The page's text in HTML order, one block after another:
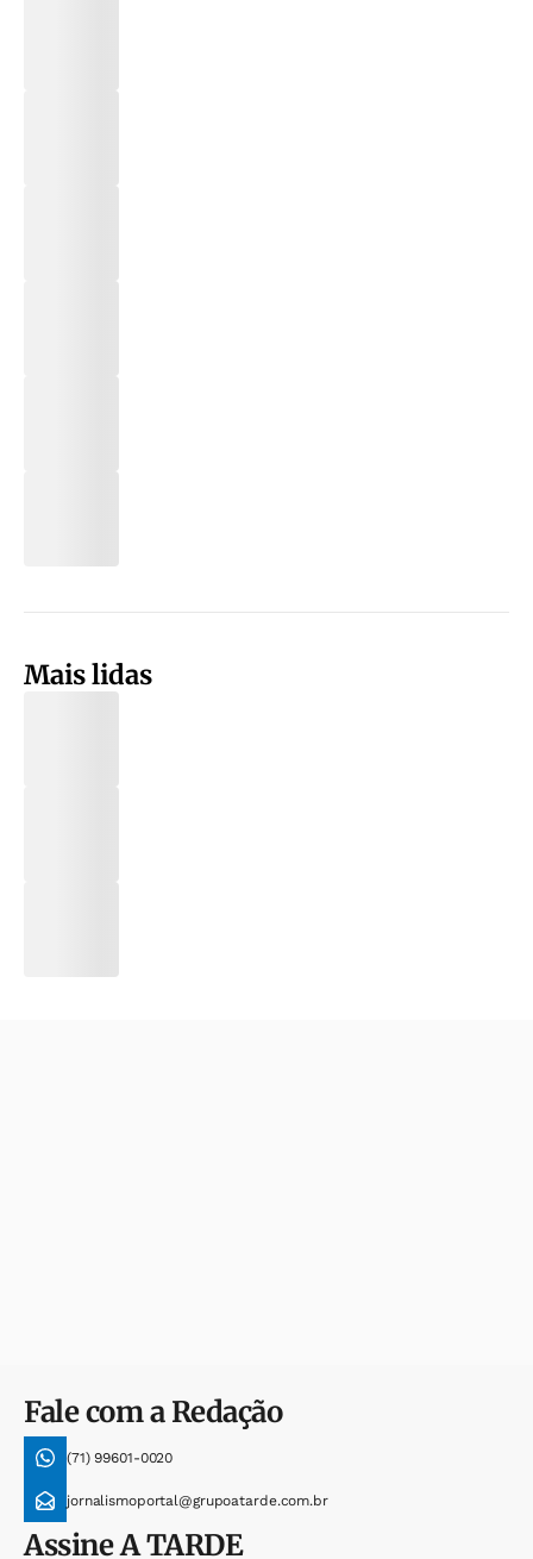
Mais lidas
Fale com a Redação
(71) 99601-0020
jornalismoportal@grupoatarde.com.br
AssineA TARDE